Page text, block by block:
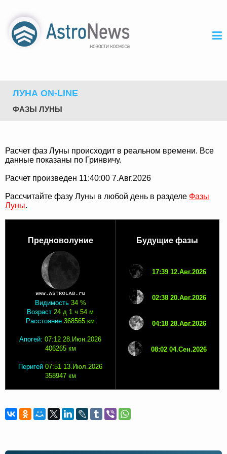
ЛУНА ON-LINE
ФАЗЫ ЛУНЫ
Расчет фаз Луны происходит в реальном времени. Все
данные показаны по Гринвичу.
Расчет произведен 11:40:00 7.Авг.2026
Рассчитайте фазу Луны в любой день в разделе Фазы
Луны.
Предноволуние
Видимость 34 %
Возраст 24 д 1 ч 54 м
Расстояние 368565 км
Апогей: 07:12 28.Июн.2026
406265 км
Перигей 07:51 13.Июл.2026
358947 км
Будущие фазы
17:39 12.Авг.2026
02:38 20.Авг.2026
04:18 28.Авг.2026
08:02 04.Сен.2026